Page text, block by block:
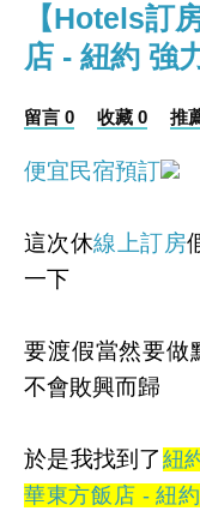
【Hotels訂
店 - 紐約 強
留言 0 收藏 0 推
便宜民宿預訂
這次休線上訂房
一下
要渡假當然要做
不會敗興而歸
於是我找到了 紐
華東方飯店 - 紐約